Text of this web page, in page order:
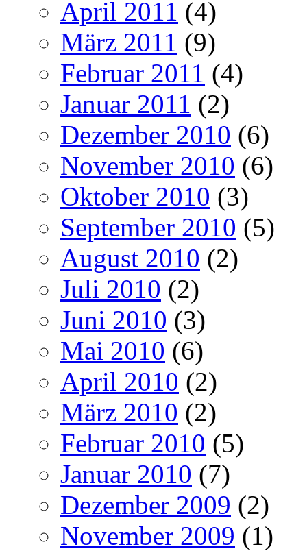
April 2011 (4)
März 2011 (9)
Februar 2011 (4)
Januar 2011 (2)
Dezember 2010 (6)
November 2010 (6)
Oktober 2010 (3)
September 2010 (5)
August 2010 (2)
Juli 2010 (2)
Juni 2010 (3)
Mai 2010 (6)
April 2010 (2)
März 2010 (2)
Februar 2010 (5)
Januar 2010 (7)
Dezember 2009 (2)
November 2009 (1)